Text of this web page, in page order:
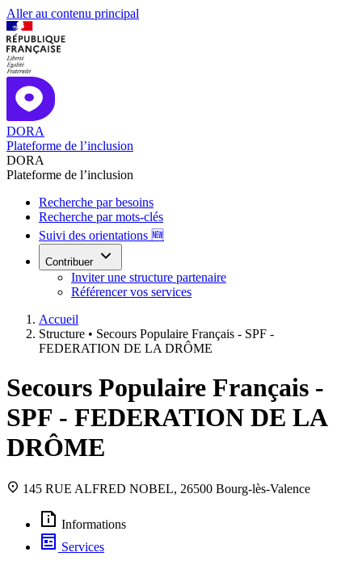
Aller au contenu principal
DORA
Plateforme de l’inclusion
DORA
Plateforme de l’inclusion
Recherche par besoins
Recherche par mots-clés
Suivi des orientations 🆕
Contribuer
Inviter une structure partenaire
Référencer vos services
Accueil
Structure • Secours Populaire Français - SPF -
FEDERATION DE LA DRÔME
Secours Populaire Français -
SPF - FEDERATION DE LA
DRÔME
145 RUE ALFRED NOBEL, 26500 Bourg-lès-Valence
Informations
Services